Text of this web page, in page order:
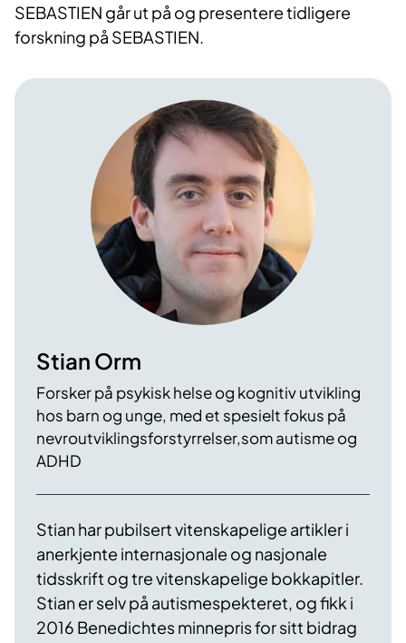
SEBASTIEN går ut på og presentere tidligere
forskning på SEBASTIEN.
Stian Orm
Forsker på psykisk helse og kognitiv utvikling
hos barn og unge, med et spesielt fokus på
nevroutviklingsforstyrrelser,som autisme og
ADHD
Stian har pubilsert vitenskapelige artikler i
anerkjente internasjonale og nasjonale
tidsskrift og tre vitenskapelige bokkapitler.
Stian er selv på autismespekteret, og fikk i
2016 Benedichtes minnepris for sitt bidrag